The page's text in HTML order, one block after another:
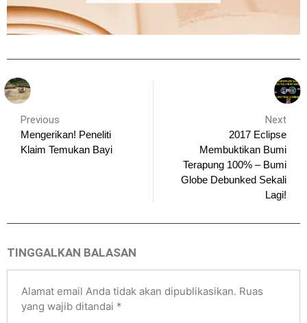
Previous
Mengerikan! Peneliti
Klaim Temukan Bayi
Next
2017 Eclipse
Membuktikan Bumi
Terapung 100% – Bumi
Globe Debunked Sekali
Lagi!
TINGGALKAN BALASAN
Alamat email Anda tidak akan dipublikasikan. Ruas
yang wajib ditandai *